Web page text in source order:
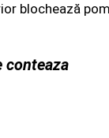
blochează
conteaza